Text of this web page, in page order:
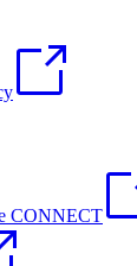
CONNECT